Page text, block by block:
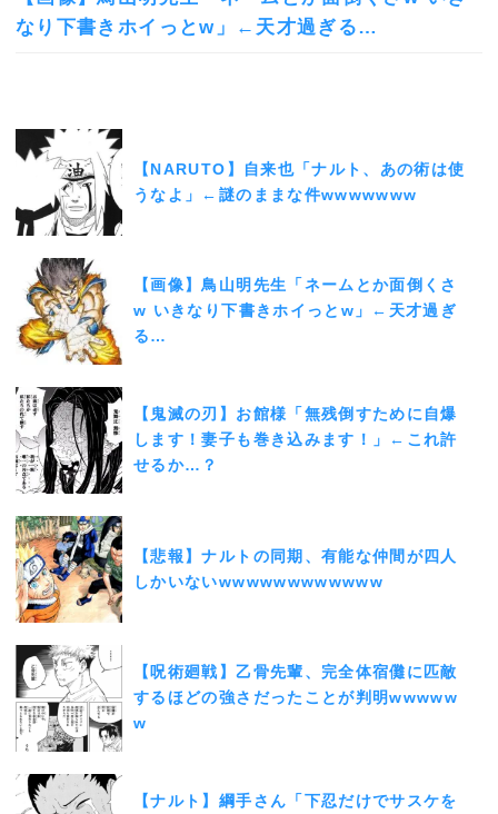
なり下書きホイっとw」←天才過ぎる…
【NARUTO】自来也「ナルト、あの術は使
うなよ」←謎のままな件wwwwwww
【画像】鳥山明先生「ネームとか面倒くさ
w いきなり下書きホイっとw」←天才過ぎ
る…
【鬼滅の刃】お館様「無残倒すために自爆
します！妻子も巻き込みます！」←これ許
せるか…？
【悲報】ナルトの同期、有能な仲間が四人
しかいないwwwwwwwwwwww
【呪術廻戦】乙骨先輩、完全体宿儺に匹敵
するほどの強さだったことが判明wwwww
w
【ナルト】綱手さん「下忍だけでサスケを